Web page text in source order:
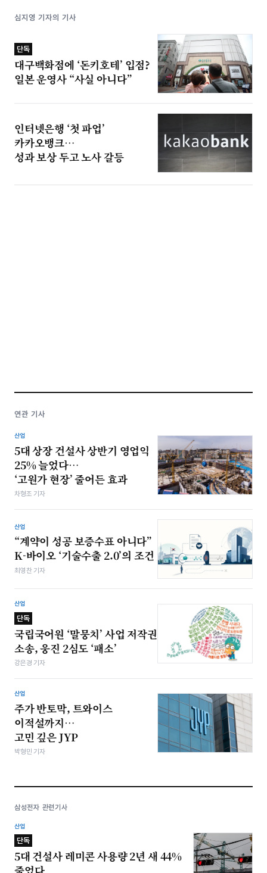
심지영 기자의 기사
단독
대구백화점에 ‘돈키호테’ 입점?
일본 운영사 “사실 아니다”
인터넷은행 ‘첫 파업’
카카오뱅크…
성과 보상 두고 노사 갈등
연관 기사
산업
5대 상장 건설사 상반기 영업익
25% 늘었다…
‘고원가 현장’ 줄어든 효과
차형조 기자
산업
“계약이 성공 보증수표 아니다”
K-바이오 ‘기술수출 2.0’의 조건
최영찬 기자
산업
단독
국립국어원 ‘말뭉치’ 사업 저작권
소송, 웅진 2심도 ‘패소’
강은경 기자
산업
주가 반토막, 트와이스
이적설까지…
고민 깊은 JYP
박형민 기자
삼성전자 관련기사
산업
단독
5대 건설사 레미콘 사용량 2년 새 44%